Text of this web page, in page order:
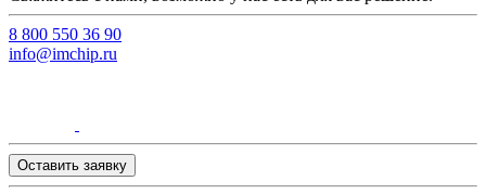
8 800 550 36 90
info@imchip.ru
Оставить заявку